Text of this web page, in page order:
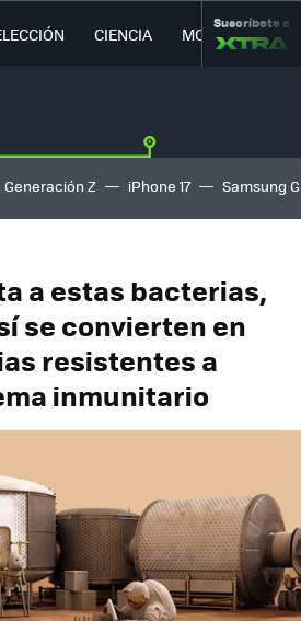
CIENCIA MOVILIDAD
Suscríbete a
Generación Z iPhone 17 Samsung
a estas bacterias,
se convierten en
resistentes a
inmunitario